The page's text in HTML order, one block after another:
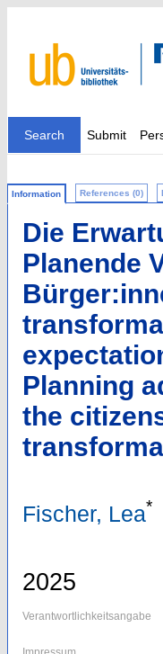
Search Submit
Information References (0)
Die
Planende
Planning
the
Fischer, Lea*
2025
Verantwortlichkeitsangabe